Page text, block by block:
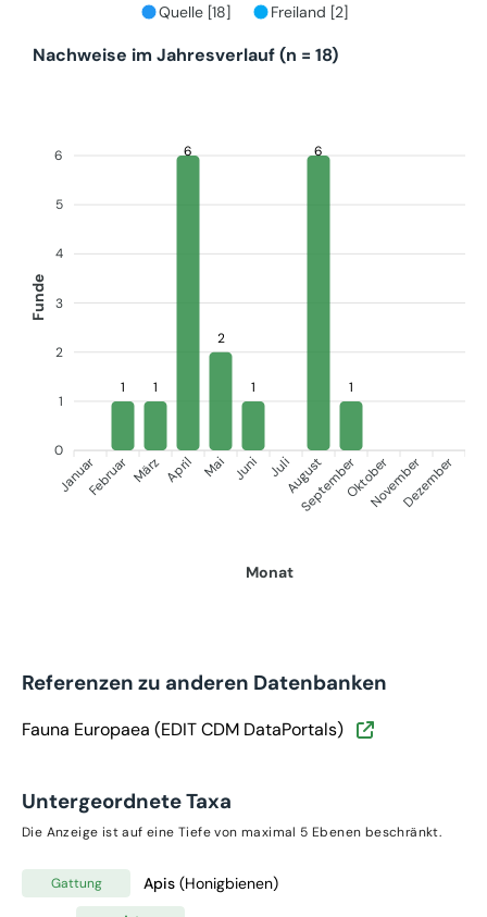
Quelle [18] Freiland [2]
Nachweise im Jahresverlauf (n = 18)
6
5
4
3
2
1
0
Funde
1 1
6
2
1
6
1
JanuarFebruar März April Mai Juni JuliAugust
SeptemberOktoberNovemberDezember
Monat
Referenzen zu anderen Datenbanken
Fauna Europaea (EDIT CDM DataPortals)
Untergeordnete Taxa
Die Anzeige ist auf eine Tiefe von maximal 5 Ebenen beschränkt.
Gattung Apis (Honigbienen)